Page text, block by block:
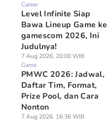
Career
Level Infinite Siap
Bawa Lineup Game ke
gamescom 2026, Ini
Judulnya!
7 Aug 2026, 20:00 WIB
Game
PMWC 2026: Jadwal,
Daftar Tim, Format,
Prize Pool, dan Cara
Nonton
7 Aug 2026, 16:36 WIB